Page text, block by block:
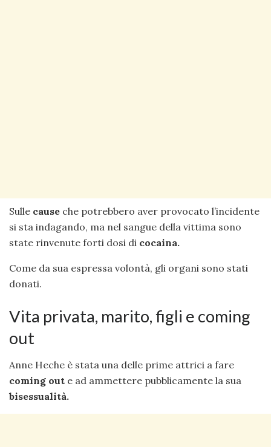
Sulle cause che potrebbero aver provocato l’incidente
si sta indagando, ma nel sangue della vittima sono
state rinvenute forti dosi di cocaina.
Come da sua espressa volontà, gli organi sono stati
donati.
Vita privata, marito, figli e coming
out
Anne Heche è stata una delle prime attrici a fare
coming out e ad ammettere pubblicamente la sua
bisessualità.